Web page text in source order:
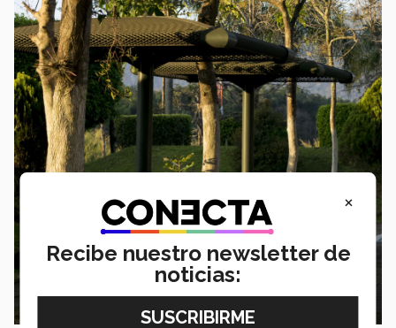
×
Recibe nuestro newsletter de
noticias: